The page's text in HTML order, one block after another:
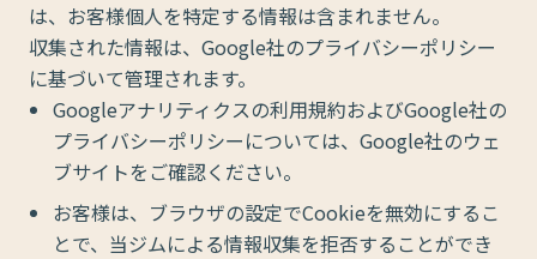
は、お客様個人を特定する情報は含まれません。
収集された情報は、Google社のプライバシーポリシー
に基づいて管理されます。
Googleアナリティクスの利用規約およびGoogle社の
プライバシーポリシーについては、Google社のウェ
ブサイトをご確認ください。
お客様は、ブラウザの設定でCookieを無効にするこ
とで、当ジムによる情報収集を拒否することができ